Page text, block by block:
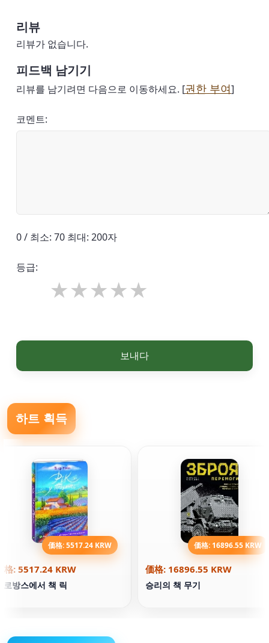
리뷰
리뷰가 없습니다.
피드백 남기기
리뷰를 남기려면 다음으로 이동하세요. [권한 부여]
코멘트:
0 / 최소: 70 최대: 200자
등급:
보내다
하트 획득
価格: 5517.24 KRW
格: 5517.24 KRW
로방스에서 책 릭
価格: 16896.55 KRW
価格: 16896.55 KRW
승리의 책 무기